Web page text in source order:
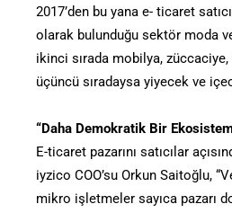
2017’den bu yana e- ticaret
olarak bulunduğu sektör moda
ikinci sırada mobilya,
üçüncü sıradaysa yiyecek ve
“Daha Demokratik Bir
E-ticaret pazarını satıcılar
iyzico COO’su Orkun Saitoğlu,
mikro işletmeler sayıca pazarı